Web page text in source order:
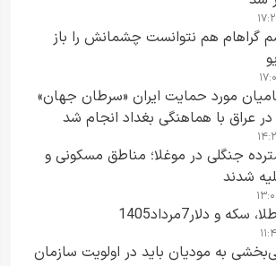
گراهام هم نتوانست چشمانش را باز
مورد حمایت ایران «سرطان جهان»
عراق با هماهنگی بغداد انجام شد
جنگلی در موغلا؛ مناطق مسکونی و
شدند
و دلار7مرداد1405
به مودیان باید در اولویت سازمان